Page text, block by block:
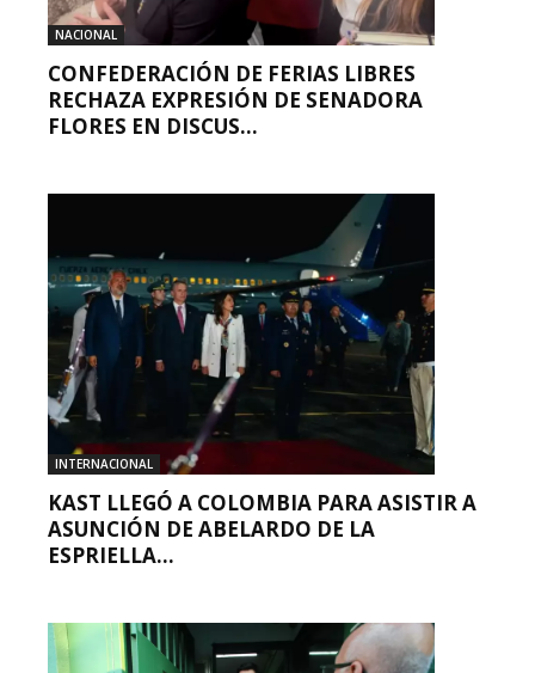
NACIONAL
CONFEDERACIÓN DE FERIAS LIBRES
RECHAZA EXPRESIÓN DE SENADORA
FLORES EN DISCUS...
INTERNACIONAL
KAST LLEGÓ A COLOMBIA PARA ASISTIR A
ASUNCIÓN DE ABELARDO DE LA
ESPRIELLA...